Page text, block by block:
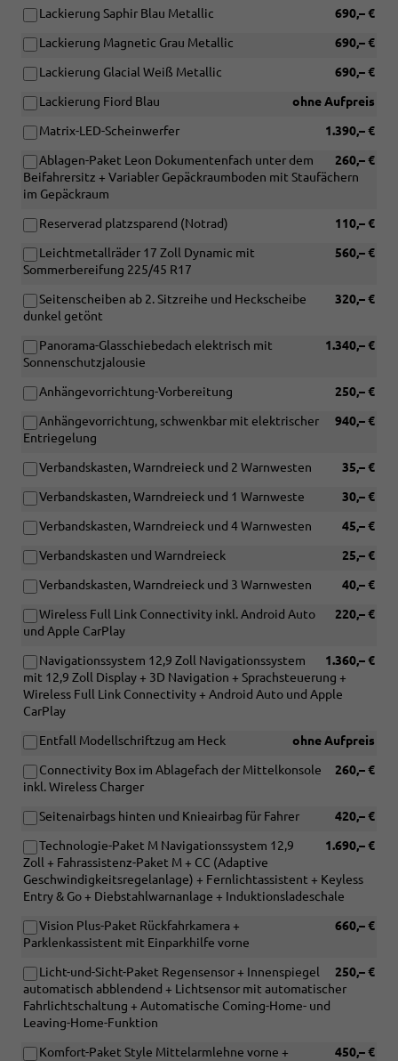
690,– €
Lackierung Saphir Blau Metallic
690,– €
Lackierung Magnetic Grau Metallic
690,– €
Lackierung Glacial Weiß Metallic
ohne Aufpreis
Lackierung Fiord Blau
1.390,– €
Matrix-LED-Scheinwerfer
260,– €
Ablagen-Paket Leon Dokumentenfach unter dem
Beifahrersitz + Variabler Gepäckraumboden mit Staufächern
im Gepäckraum
110,– €
Reserverad platzsparend (Notrad)
560,– €
Leichtmetallräder 17 Zoll Dynamic mit
Sommerbereifung 225/45 R17
320,– €
Seitenscheiben ab 2. Sitzreihe und Heckscheibe
dunkel getönt
1.340,– €
Panorama-Glasschiebedach elektrisch mit
Sonnenschutzjalousie
250,– €
Anhängevorrichtung-Vorbereitung
940,– €
Anhängevorrichtung, schwenkbar mit elektrischer
Entriegelung
35,– €
Verbandskasten, Warndreieck und 2 Warnwesten
30,– €
Verbandskasten, Warndreieck und 1 Warnweste
45,– €
Verbandskasten, Warndreieck und 4 Warnwesten
25,– €
Verbandskasten und Warndreieck
40,– €
Verbandskasten, Warndreieck und 3 Warnwesten
220,– €
Wireless Full Link Connectivity inkl. Android Auto
und Apple CarPlay
1.360,– €
Navigationssystem 12,9 Zoll Navigationssystem
mit 12,9 Zoll Display + 3D Navigation + Sprachsteuerung +
Wireless Full Link Connectivity + Android Auto und Apple
CarPlay
ohne Aufpreis
Entfall Modellschriftzug am Heck
260,– €
Connectivity Box im Ablagefach der Mittelkonsole
inkl. Wireless Charger
420,– €
Seitenairbags hinten und Knieairbag für Fahrer
1.690,– €
Technologie-Paket M Navigationssystem 12,9
Zoll + Fahrassistenz-Paket M + CC (Adaptive
Geschwindigkeitsregelanlage) + Fernlichtassistent + Keyless
Entry & Go + Diebstahlwarnanlage + Induktionsladeschale
660,– €
Vision Plus-Paket Rückfahrkamera +
Parklenkassistent mit Einparkhilfe vorne
250,– €
Licht-und-Sicht-Paket Regensensor + Innenspiegel
automatisch abblendend + Lichtsensor mit automatischer
Fahrlichtschaltung + Automatische Coming-Home- und
Leaving-Home-Funktion
450,– €
Komfort-Paket Style Mittelarmlehne vorne +